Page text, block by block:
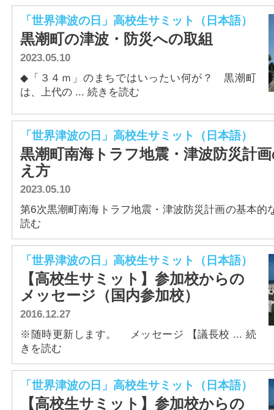
「世界津波の日」高校生サミット（日本語）
黒潮町の津波・防災への取組
2023.05.10
◆「３４ｍ」のまちではいったい何が？ 黒潮町
は、上代の ... 続きを読む
「世界津波の日」高校生サミット（日本語）
黒潮町南海トラフ地震・津波防災計
え方
2023.05.10
第6次黒潮町南海トラフ地震・津波防災計画の基本的
読む
「世界津波の日」高校生サミット（日本語）
【高校生サミット】参加校からの
メッセージ（国内参加校）
2016.12.27
※随時更新します。 メッセージ 【議長校 ... 続
きを読む
「世界津波の日」高校生サミット（日本語）
【高校生サミット】参加校からの